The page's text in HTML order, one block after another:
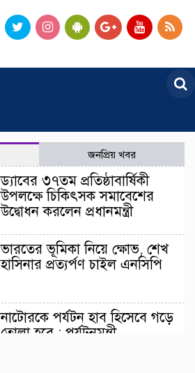
জনপ্রিয় খবর
ড্যাবের ৩৭তম প্রতিষ্ঠাবার্ষিকী
উপলক্ষে চিকিৎসক সমাবেশের
উদ্বোধন করলেন প্রধানমন্ত্রী
ভারতের ভূমিকা নিয়ে ক্ষোভ, শেখ
হাসিনার প্রত্যর্পণ চাইল এনসিপি
নাটোরকে পর্যটন হাব হিসেবে গড়ে
তোলা হবে : পর্যটনমন্ত্রী